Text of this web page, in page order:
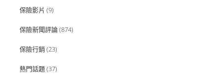
保險影片 (9)
保險新聞評論(874)
保險行銷 (23)
熱門話題(37)